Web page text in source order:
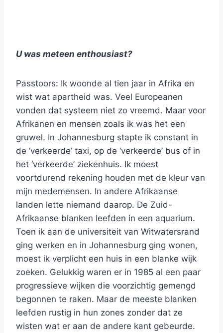
U was meteen enthousiast?
Passtoors: Ik woonde al tien jaar in Afrika en
wist wat apartheid was. Veel Europeanen
vonden dat systeem niet zo vreemd. Maar voor
Afrikanen en mensen zoals ik was het een
gruwel. In Johannesburg stapte ik constant in
de ‘verkeerde’ taxi, op de ‘verkeerde’ bus of in
het ‘verkeerde’ ziekenhuis. Ik moest
voortdurend rekening houden met de kleur van
mijn medemensen. In andere Afrikaanse
landen lette niemand daarop. De Zuid-
Afrikaanse blanken leefden in een aquarium.
Toen ik aan de universiteit van Witwatersrand
ging werken en in Johannesburg ging wonen,
moest ik verplicht een huis in een blanke wijk
zoeken. Gelukkig waren er in 1985 al een paar
progressieve wijken die voorzichtig gemengd
begonnen te raken. Maar de meeste blanken
leefden rustig in hun zones zonder dat ze
wisten wat er aan de andere kant gebeurde.